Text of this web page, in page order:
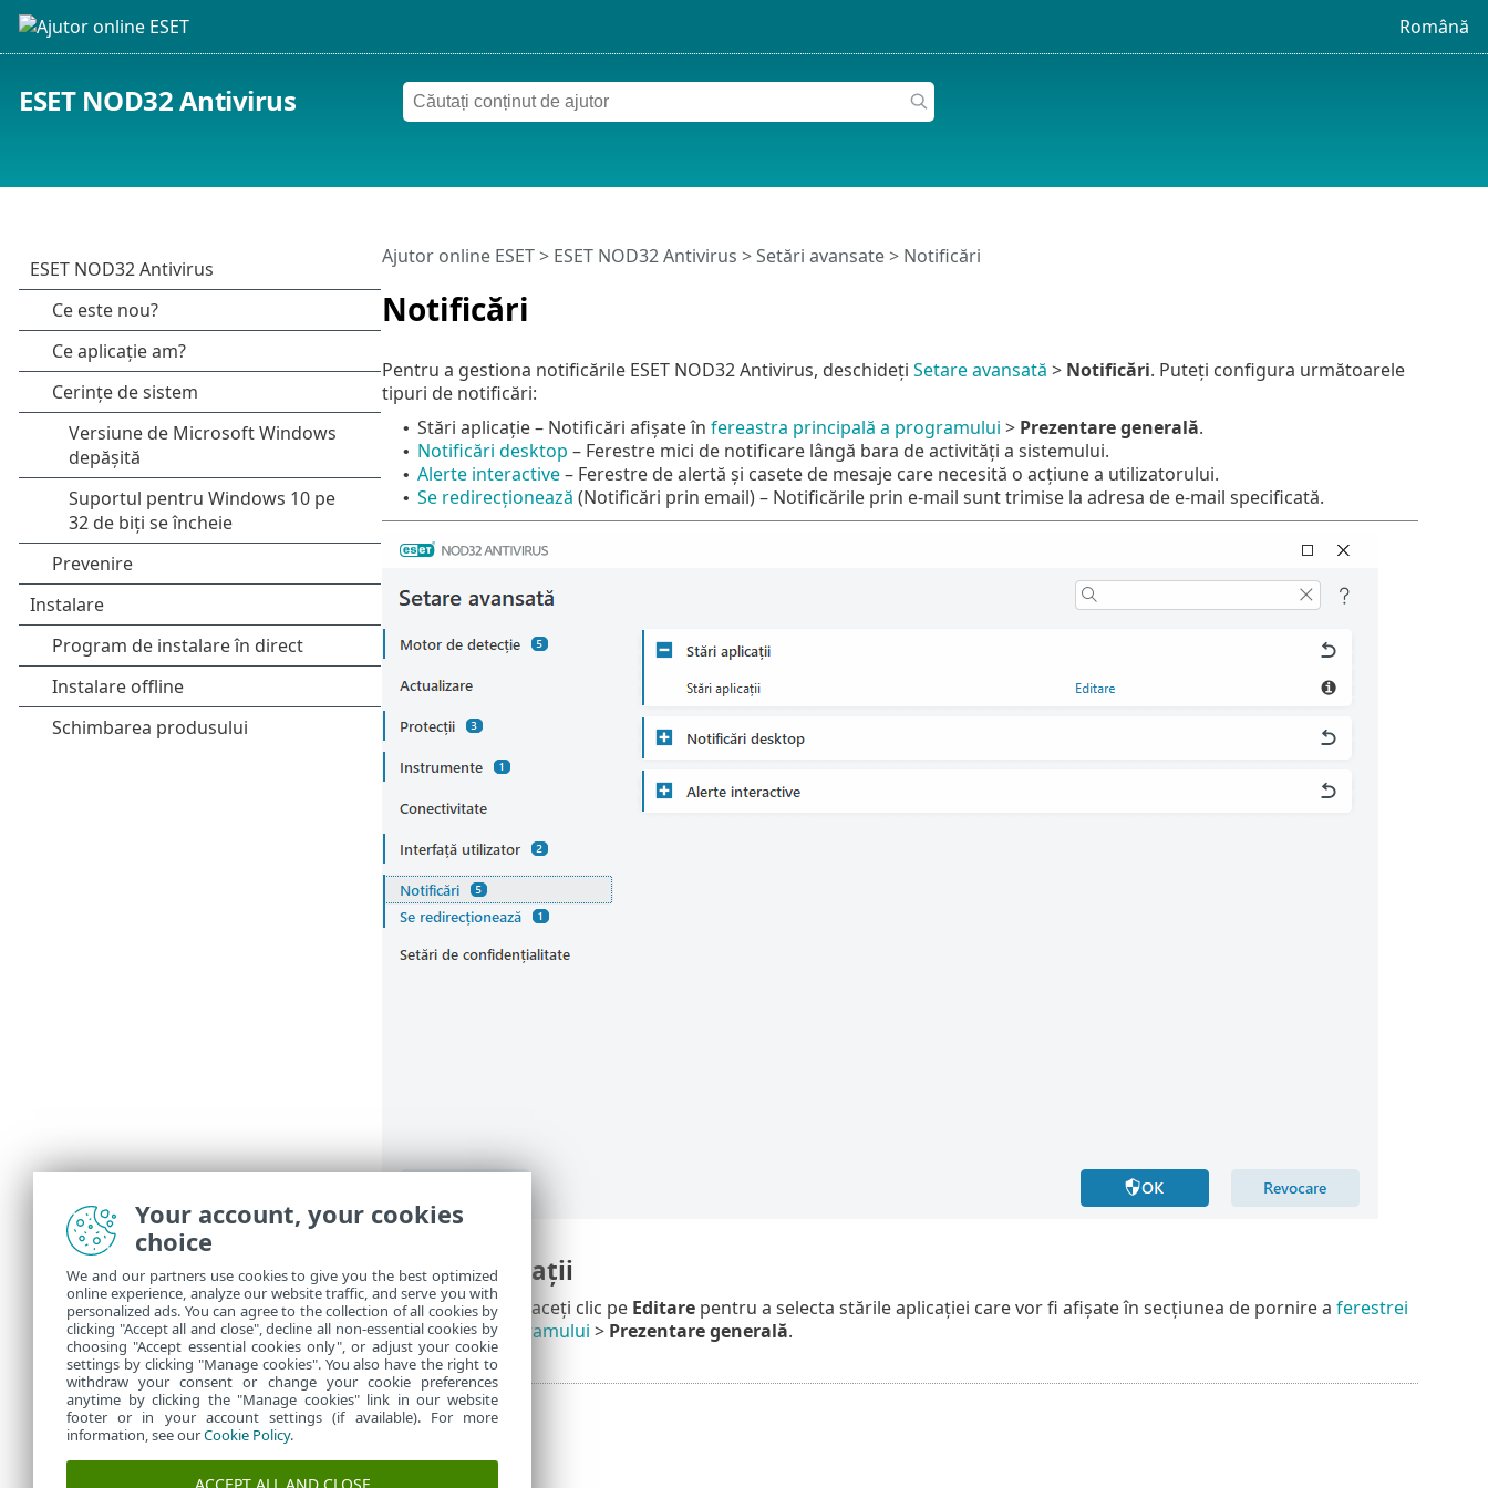
Română
ESET NOD32 Antivirus
Notificări
Ajutor online ESET> ESET NOD32 Antivirus >Setări avansate> Notificări
Pentru a gestiona notificările ESET NOD32 Antivirus, deschideți Setare avansată > Notificări. Puteți configura următoarele
tipuri de notificări:
• Stări aplicație – Notificări afișate în fereastra principală a programului > Prezentare generală.
• Notificări desktop – Ferestre mici de notificare lângă bara de activități a sistemului.
• Alerte interactive– Ferestre de alertă și casete de mesaje care necesită o acțiune a utilizatorului.
• Se redirecționează (Notificări prin email) – Notificările prin e-mail sunt trimise la adresa de e-mail specificată.
Stări aplicații
Stări aplicație – Faceți clic pe Editarepentru a selecta stările aplicației care vor fi afișate în secțiunea de pornire a ferestrei
principale a programului > Prezentare generală.
Your account, your cookies
choice
We and our partners use cookies to give you the best optimized
online experience, analyze our website traffic, and serve you with
personalized ads. You can agree to the collection of all cookies by
clicking "Accept all and close", decline all non-essential cookies by
choosing "Accept essential cookies only", or adjust your cookie
settings by clicking "Manage cookies". You also have the right to
withdraw your consent or change your cookie preferences
anytime by clicking the "Manage cookies" link in our website
footer or in your account settings (if available). For more
information, see ourCookie Policy.